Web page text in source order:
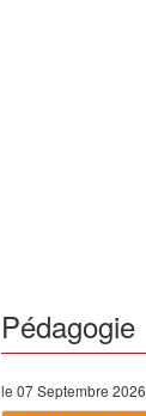
Pédagogie
le 07 Septembre 2026